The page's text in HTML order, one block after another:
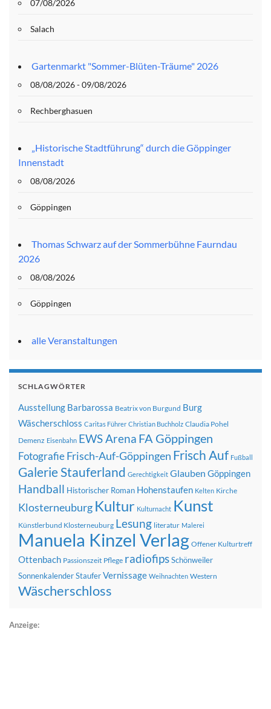
07/08/2026
Salach
Gartenmarkt "Sommer-Blüten-Träume" 2026
08/08/2026 - 09/08/2026
Rechberghasuen
„Historische Stadtführung“ durch die Göppinger
Innenstadt
08/08/2026
Göppingen
Thomas Schwarz auf der Sommerbühne Faurndau
2026
08/08/2026
Göppingen
alle Veranstaltungen
SCHLAGWÖRTER
Ausstellung Barbarossa Beatrix von Burgund Burg
Wäscherschloss Caritas Führer Christian Buchholz Claudia Pohel
Demenz Eisenbahn EWS Arena FA Göppingen
FotografieFrisch-Auf-Göppingen Frisch Auf Fußball
Galerie Stauferland Gerechtigkeit Glauben Göppingen
Handball Historischer Roman Hohenstaufen Kelten Kirche
Klosterneuburg Kultur Kulturnacht Kunst
Künstlerbund Klosterneuburg Lesung literatur Malerei
Manuela Kinzel Verlag Offener Kulturtreff
Ottenbach Passionszeit Pflege radiofipsSchönweiler
SonnenkalenderStauferVernissage Weihnachten Western
Wäscherschloss
Anzeige: